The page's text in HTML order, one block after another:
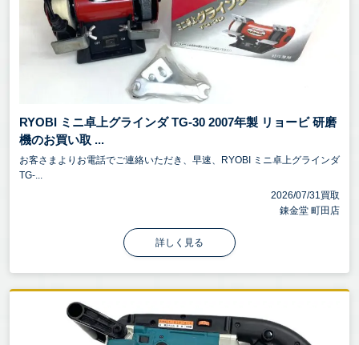
RYOBI ミニ卓上グラインダ TG-30 2007年製 リョービ 研磨
機のお買い取 ...
お客さまよりお電話でご連絡いただき、早速、RYOBI ミニ卓上グラインダ
TG-...
2026/07/31買取
錬金堂 町田店
詳しく見る